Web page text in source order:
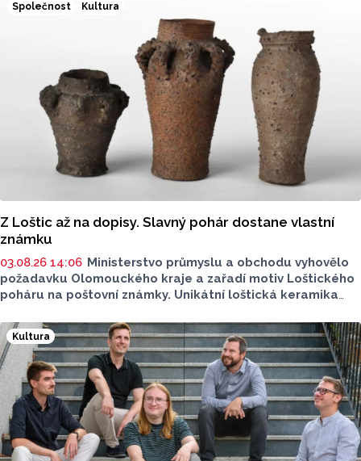
Společnost Kultura
Z Loštic až na dopisy. Slavný pohár dostane vlastní
známku
03.08.26 14:06 Ministerstvo průmyslu a obchodu vyhovělo
požadavku Olomouckého kraje a zařadí motiv Loštického
poháru na poštovní známky. Unikátní loštická keramika
konce 14. zhruba do poloviny 16. století.
Kultura